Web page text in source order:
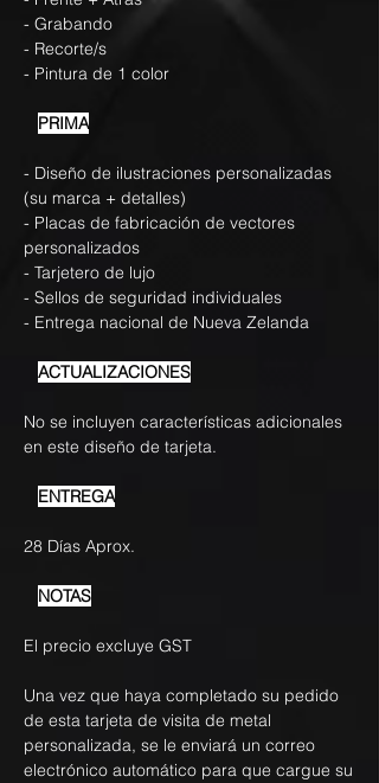
- Grabando
- Recorte/s
- Pintura de 1 color
PRIMA
- Diseño de ilustraciones personalizadas
(su marca + detalles)
- Placas de fabricación de vectores
personalizados
- Tarjetero de lujo
- Sellos de seguridad individuales
- Entrega nacional de Nueva Zelanda
ACTUALIZACIONES
No se incluyen características adicionales
en este diseño de tarjeta.
ENTREGA
28 Días Aprox.
NOTAS
El precio excluye GST
Una vez que haya completado su pedido
de esta tarjeta de visita de metal
personalizada, se le enviará un correo
electrónico automático para que cargue su